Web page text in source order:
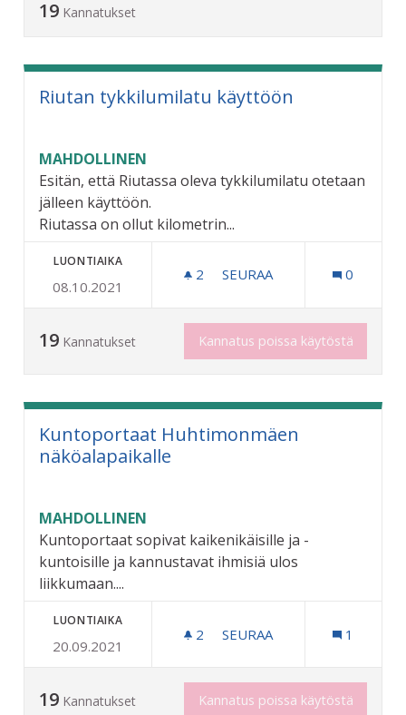
19 Kannatukset
Riutan tykkilumilatu käyttöön
MAHDOLLINEN
Esitän, että Riutassa oleva tykkilumilatu otetaan
jälleen käyttöön.
Riutassa on ollut kilometrin...
LUONTIAIKA
08.10.2021
2 2 SEURAAJAA
SEURAA 0
19 Kannatukset Kannatus poissa käytöstä
Kuntoportaat Huhtimonmäen
näköalapaikalle
MAHDOLLINEN
Kuntoportaat sopivat kaikenikäisille ja -
kuntoisille ja kannustavat ihmisiä ulos
liikkumaan....
LUONTIAIKA
20.09.2021
2 2 SEURAAJAA
SEURAA 1
19 Kannatukset Kannatus poissa käytöstä